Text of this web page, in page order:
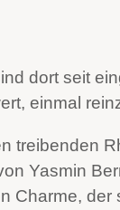
dort seit
einmal
treibenden
Yasmin
Charme,